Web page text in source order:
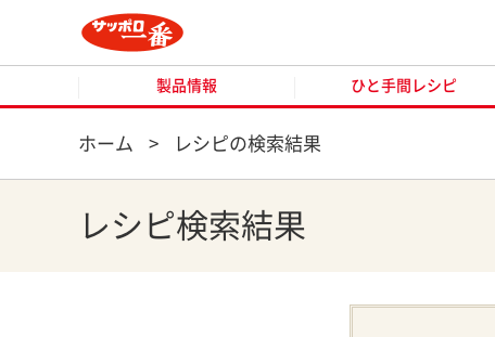
製品情報 ひと手間レシピ
ホーム > レシピの検索結果
レシピ検索結果